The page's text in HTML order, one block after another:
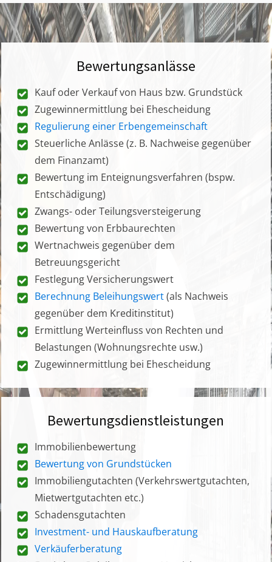
Bewertungsanlässe
Kauf oder Verkauf von Haus bzw. Grundstück
Zugewinnermittlung bei Ehescheidung
Regulierung einer Erbengemeinschaft
Steuerliche Anlässe (z. B. Nachweise gegenüber
dem Finanzamt)
Bewertung im Enteignungsverfahren (bspw.
Entschädigung)
Zwangs- oder Teilungsversteigerung
Bewertung von Erbbaurechten
Wertnachweis gegenüber dem
Betreuungsgericht
Festlegung Versicherungswert
Berechnung Beleihungswert(als Nachweis
gegenüber dem Kreditinstitut)
Ermittlung Werteinfluss von Rechten und
Belastungen (Wohnungsrechte usw.)
Zugewinnermittlung bei Ehescheidung
Bewertungsdienstleistungen
Immobilienbewertung
Bewertung von Grundstücken
Immobiliengutachten (Verkehrswertgutachten,
Mietwertgutachten etc.)
Schadensgutachten
Investment- und Hauskaufberatung
Verkäuferberatung